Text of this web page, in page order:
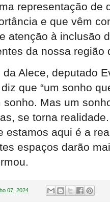
representação de
e que vêm
atenção à inclusão
da nossa região
da Alece, deputado
que “um sonho
sonho. Mas um
se torna
estamos aqui é a
espaços darão
07, 2024